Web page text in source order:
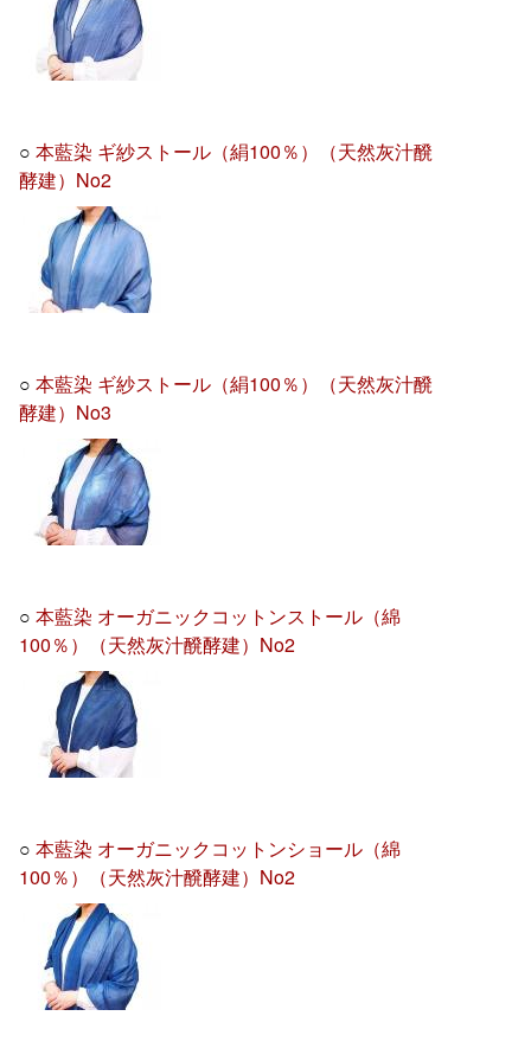
○本藍染 ギ紗ストール（絹100％）（天然灰汁醗
酵建）No2
○本藍染 ギ紗ストール（絹100％）（天然灰汁醗
酵建）No3
○本藍染 オーガニックコットンストール（綿
100％）（天然灰汁醗酵建）No2
○本藍染 オーガニックコットンショール（綿
100％）（天然灰汁醗酵建）No2